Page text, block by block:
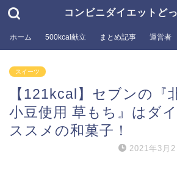
コンビニダイエットど
ホーム 500kcal献立 まとめ記事 運営者
スイーツ
【121kcal】セブンの『
小豆使用 草もち』はダ
ススメの和菓子！
2021年3月2